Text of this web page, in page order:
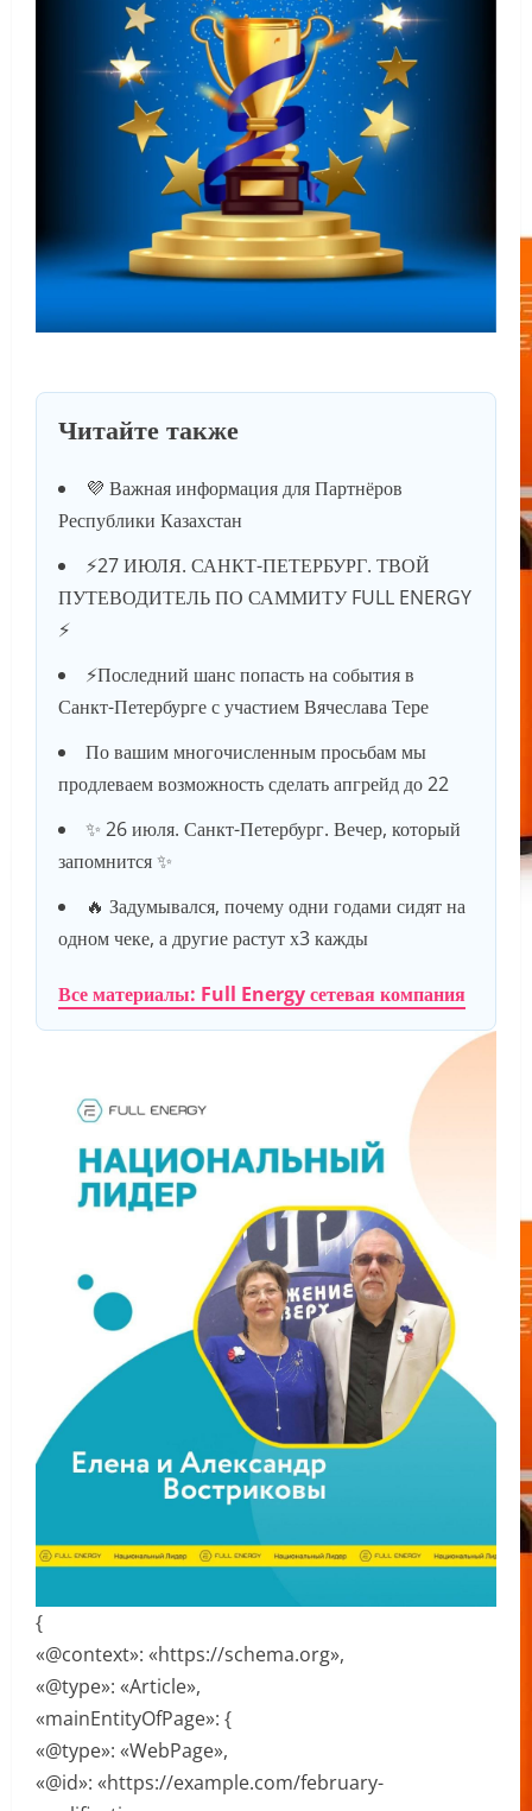
Читайте также
💜 Важная информация для Партнёров
Республики Казахстан
⚡️27 ИЮЛЯ. САНКТ-ПЕТЕРБУРГ. ТВОЙ
ПУТЕВОДИТЕЛЬ ПО САММИТУ FULL ENERGY
⚡️
⚡️Последний шанс попасть на события в
Санкт-Петербурге с участием Вячеслава Тере
По вашим многочисленным просьбам мы
продлеваем возможность сделать апгрейд до 22
✨ 26 июля. Санкт-Петербург. Вечер, который
запомнится ✨
🔥 Задумывался, почему одни годами сидят на
одном чеке, а другие растут х3 кажды
Все материалы: Full Energy сетевая компания
{
«@context»: «https://schema.org»,
«@type»: «Article»,
«mainEntityOfPage»: {
«@type»: «WebPage»,
«@id»: «https://example.com/february-